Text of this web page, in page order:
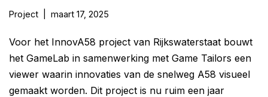
Project maart 17, 2025
Voor het InnovA58 project van Rijkswaterstaat bouwt
het GameLab in samenwerking met Game Tailors een
viewer waarin innovaties van de snelweg A58 visueel
gemaakt worden. Dit project is nu ruim een jaar